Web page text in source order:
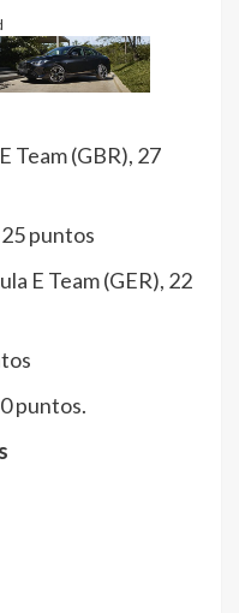
Team (GBR), 27
25 puntos
E Team (GER), 22
puntos.